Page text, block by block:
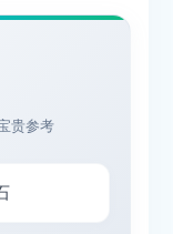
贵参考